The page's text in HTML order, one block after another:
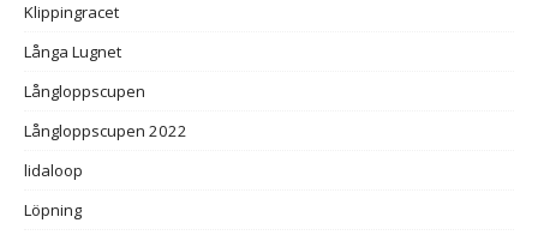
Klippingracet
Långa Lugnet
Långloppscupen
Långloppscupen 2022
lidaloop
Löpning